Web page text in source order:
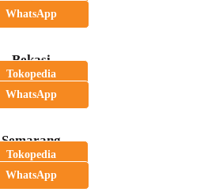
WhatsApp
Bekasi
Tokopedia
WhatsApp
Semarang
Tokopedia
WhatsApp